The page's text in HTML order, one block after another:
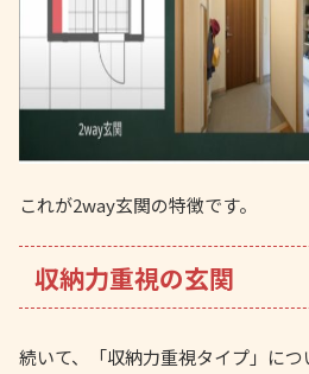
これが2way玄関の特徴です。
収納力重視の玄関
続いて、「収納力重視タイプ」につ